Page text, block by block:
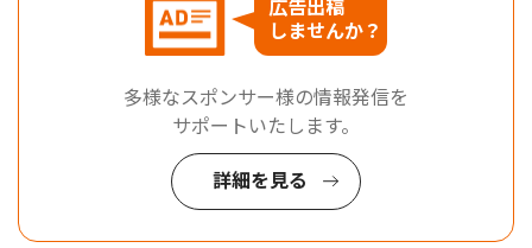
広告出稿
しませんか？
多様なスポンサー様の情報発信を
サポートいたします。
詳細を見る